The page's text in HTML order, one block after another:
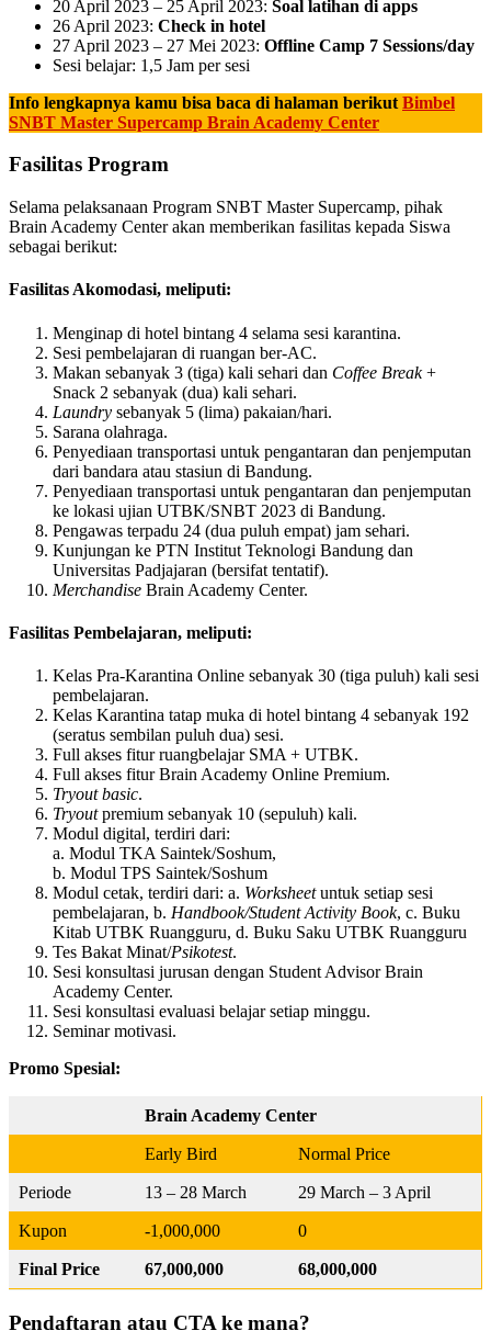
20 April 2023 – 25 April 2023: Soal latihan di apps
26 April 2023: Check in hotel
27 April 2023 – 27 Mei 2023: Offline Camp 7 Sessions/day
Sesi belajar: 1,5 Jam per sesi
Info lengkapnya kamu bisa baca di halaman berikut Bimbel
SNBT Master Supercamp Brain Academy Center
Fasilitas Program
Selama pelaksanaan Program SNBT Master Supercamp, pihak
Brain Academy Center akan memberikan fasilitas kepada Siswa
sebagai berikut:
Fasilitas Akomodasi, meliputi:
Menginap di hotel bintang 4 selama sesi karantina.
Sesi pembelajaran di ruangan ber-AC.
Makan sebanyak 3 (tiga) kali sehari dan Coffee Break+
Snack 2 sebanyak (dua) kali sehari.
Laundry sebanyak 5 (lima) pakaian/hari.
Sarana olahraga.
Penyediaan transportasi untuk pengantaran dan penjemputan
dari bandara atau stasiun di Bandung.
Penyediaan transportasi untuk pengantaran dan penjemputan
ke lokasi ujian UTBK/SNBT 2023 di Bandung.
Pengawas terpadu 24 (dua puluh empat) jam sehari.
Kunjungan ke PTN Institut Teknologi Bandung dan
Universitas Padjajaran (bersifat tentatif).
Merchandise Brain Academy Center.
Fasilitas Pembelajaran, meliputi:
Kelas Pra-Karantina Online sebanyak 30 (tiga puluh) kali sesi
pembelajaran.
Kelas Karantina tatap muka di hotel bintang 4 sebanyak 192
(seratus sembilan puluh dua) sesi.
Full akses fitur ruangbelajar SMA + UTBK.
Full akses fitur Brain Academy Online Premium.
Tryout basic.
Tryoutpremium sebanyak 10 (sepuluh) kali.
Modul digital, terdiri dari:
a. Modul TKA Saintek/Soshum,
b. Modul TPS Saintek/Soshum
Modul cetak, terdiri dari: a. Worksheetuntuk setiap sesi
pembelajaran, b. Handbook/Student Activity Book, c. Buku
Kitab UTBK Ruangguru, d. Buku Saku UTBK Ruangguru
Tes Bakat Minat/Psikotest.
Sesi konsultasi jurusan dengan Student Advisor Brain
Academy Center.
Sesi konsultasi evaluasi belajar setiap minggu.
Seminar motivasi.
Promo Spesial:
Brain Academy Center
Early Bird Normal Price
Periode 13 – 28 March 29 March – 3 April
Kupon -1,000,000 0
Final Price 67,000,000 68,000,000
Pendaftaran atau CTA ke mana?